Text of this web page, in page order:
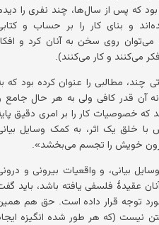
بود که پس از سال‌ها، چند نفری را
و بنای کار را بر حساب و
می‌توان روی سخن به آنان کرد و
می‌کنند و کار می‌کنند).
چند، مطالبی را عنوان کرده بود که
آن قدر کافی ولی به هر حال جامع
که خصوصیات کار را بر امری دقیق
خلق یک اثر، به کمک وسایل
خویش را تجسم می‌بخشد».
بیانی، و واقعیات بیرونی و
عقیدهٔ فلسفی یافته باشد، باید
توجه قرار داده است. حق هم
نیست (که هر طور شده انگیزه